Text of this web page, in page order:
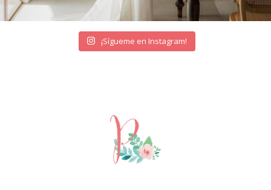
¡Sígueme en Instagram!